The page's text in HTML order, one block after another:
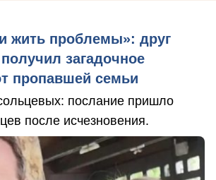
жить проблемы»: друг
загадочное
пропавшей семьи
послание пришло
после исчезновения.